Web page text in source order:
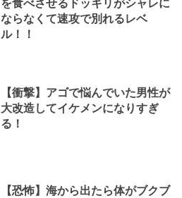
を食べさせるドッキリがシャレに
ならなくて速攻で別れるレベ
ル！！
【衝撃】アゴで悩んでいた男性が
大改造してイケメンになりすぎ
る！
【恐怖】海から出たら体がブクブ